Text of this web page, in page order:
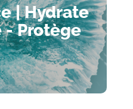
| Hydrate
- Protège